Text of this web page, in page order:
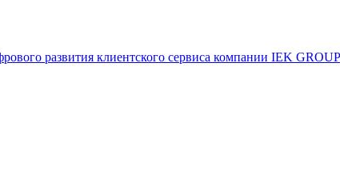
развития клиентского сервиса компании IEK GROUP